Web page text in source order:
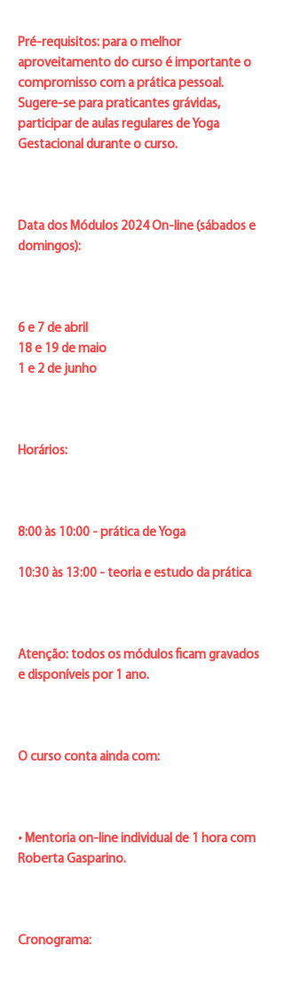
Pré-requisitos: para o melhor
aproveitamento do curso é importante o
compromisso com a prática pessoal.
Sugere-se para praticantes grávidas,
participar de aulas regulares de Yoga
Gestacional durante o curso.
Data dos Módulos 2024 On-line (sábados e
domingos):
6 e 7 de abril
18 e 19 de maio
1 e 2 de junho
Horários:
8:00 às 10:00 - prática de Yoga
10:30 às 13:00 - teoria e estudo da prática
Atenção: todos os módulos ficam gravados
e disponíveis por 1 ano.
O curso conta ainda com:
• Mentoria on-line individual de 1 hora com
Roberta Gasparino.
Cronograma: